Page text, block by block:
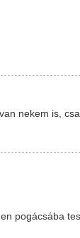
nekem is,
pogácsába